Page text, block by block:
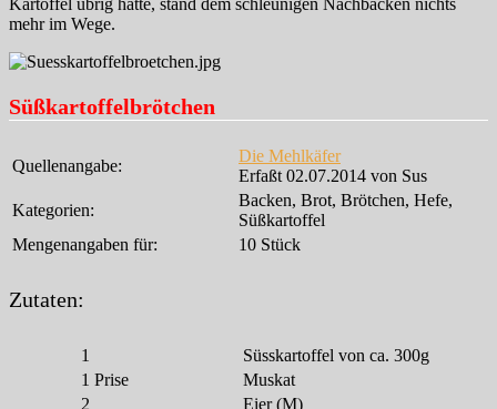
mehr im Wege.
Süßkartoffelbrötchen
Quellenangabe:
Die Mehlkäfer
Erfaßt 02.07.2014 von Sus
Kategorien:
Backen, Brot, Brötchen, Hefe,
Süßkartoffel
Mengenangaben für:
10 Stück
Zutaten:
1
Süsskartoffel von ca. 300g
1 Prise
Muskat
2
Eier (M)